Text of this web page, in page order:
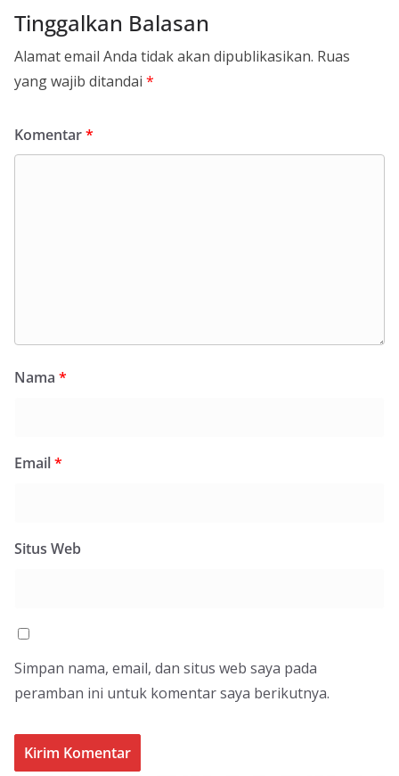
Tinggalkan Balasan
Alamat email Anda tidak akan dipublikasikan. Ruas
yang wajib ditandai *
Komentar*
Nama *
Email*
Situs Web
Simpan nama, email, dan situs web saya pada
peramban ini untuk komentar saya berikutnya.